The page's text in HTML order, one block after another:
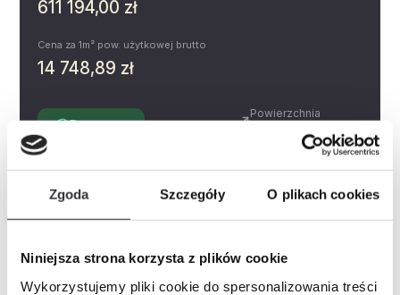
Zgoda Szczegóły O plikach cookies
Niniejsza strona korzysta z plików cookie
Wykorzystujemy pliki cookie do spersonalizowania treści
611 194,00 zł
Cena za 1m² pow. użytkowej brutto
14 748,89 zł
Dostępne
Powierzchnia
Pokoje
Miejsce postojowe Zobacz
Prospekt informacyjny
Historia cen